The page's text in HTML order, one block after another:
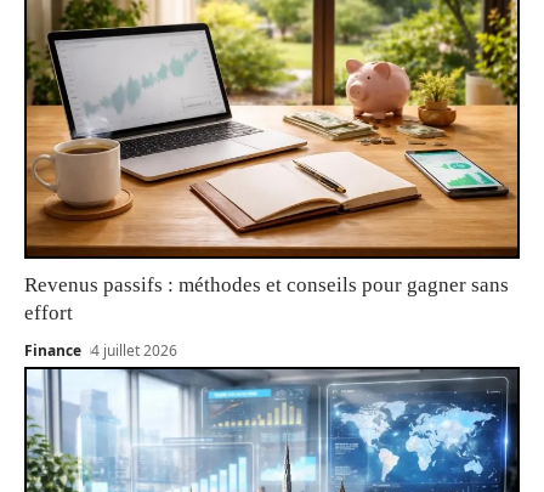
Revenus passifs : méthodes et conseils pour gagner sans
effort
Finance 4 juillet 2026